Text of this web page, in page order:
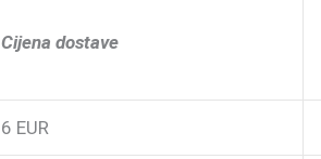
Cijena dostave
6 EUR